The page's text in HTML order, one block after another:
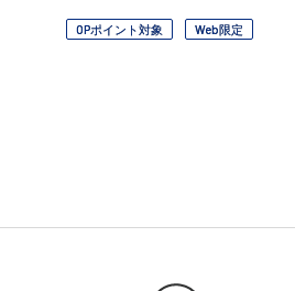
OPポイント対象 Web限定